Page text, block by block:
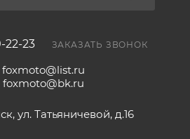
22-23 ЗАКАЗАТЬ ЗВОНОК
foxmoto@list.ru
foxmoto@bk.ru
ул. Татьяничевой, д.16